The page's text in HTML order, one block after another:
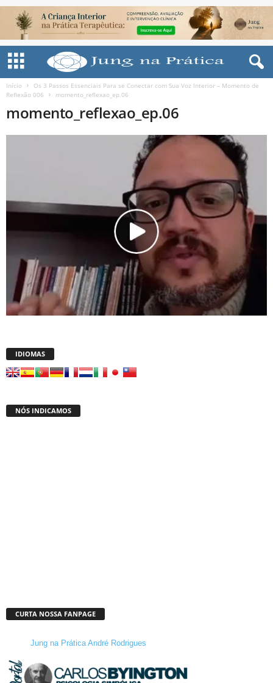
Início
Os 3 Passos Essenciais Para se Conectar com Sua Voz Interior – Momento de
Reflexão 006
momento_reflexao_ep.06
momento_reflexao_ep.06
IDIOMAS
NÓS INDICAMOS
CURTA NOSSA FANPAGE
Jung na Prática André Rodrigues